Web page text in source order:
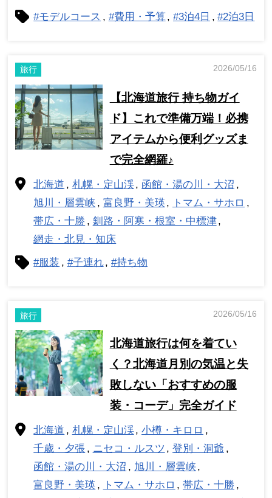
#モデルコース #費用・予算 #3泊4日 #2泊3日
旅行 2026/05/16
【北海道旅行 持ち物ガイ
ド】これで準備万端！必携
アイテムから便利グッズま
で完全網羅♪
北海道 札幌・定山渓
函館・湯の川・大沼
旭川・層雲峡
富良野・美瑛
トマム・サホロ
帯広・十勝
釧路・阿寒・根室・中標津
網走・北見・知床
#服装 #子連れ #持ち物
旅行 2026/05/16
北海道旅行は何を着てい
く？北海道月別の気温と失
敗しない「おすすめの服
装・コーデ」完全ガイド
北海道 札幌・定山渓
小樽・キロロ
千歳・夕張
ニセコ・ルスツ
登別・洞爺
函館・湯の川・大沼
旭川・層雲峡
富良野・美瑛
トマム・サホロ
帯広・十勝